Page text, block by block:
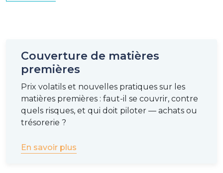
Couverture de matières
premières
Prix volatils et nouvelles pratiques sur les
matières premières : faut-il se couvrir, contre
quels risques, et qui doit piloter — achats ou
trésorerie ?
En savoir plus